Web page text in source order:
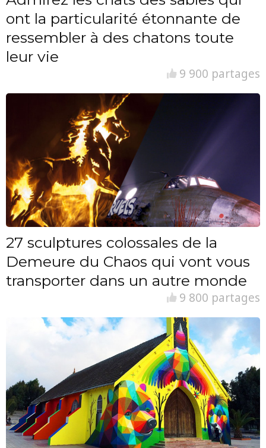
ont la particularité étonnante de
ressembler à des chatons toute
leur vie
9 900 partages
27 sculptures colossales de la
Demeure du Chaos qui vont vous
transporter dans un autre monde
9 800 partages